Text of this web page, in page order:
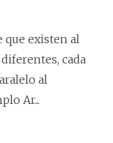
que existen al
cada
al
Ar...